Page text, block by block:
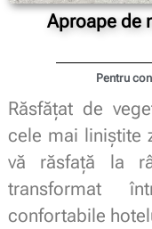
Aproape de
Pentru
Răsfățat de
cele mai liniștite
vă răsfață la
transformat
confortabile